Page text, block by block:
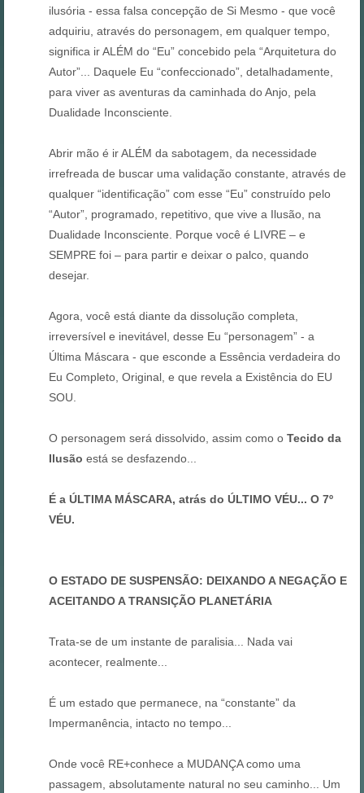
ilusória - essa falsa concepção de Si Mesmo - que você
adquiriu, através do personagem, em qualquer tempo,
significa ir ALÉM do “Eu” concebido pela “Arquitetura do
Autor”... Daquele Eu “confeccionado”, detalhadamente,
para viver as aventuras da caminhada do Anjo, pela
Dualidade Inconsciente.
Abrir mão é ir ALÉM da sabotagem, da necessidade
irrefreada de buscar uma validação constante, através de
qualquer “identificação” com esse “Eu” construído pelo
“Autor”, programado, repetitivo, que vive a Ilusão, na
Dualidade Inconsciente. Porque você é LIVRE – e
SEMPRE foi – para partir e deixar o palco, quando
desejar.
Agora, você está diante da dissolução completa,
irreversível e inevitável, desse Eu “personagem” - a
Última Máscara - que esconde a Essência verdadeira do
Eu Completo, Original, e que revela a Existência do EU
SOU.
O personagem será dissolvido, assim como o Tecido da
Ilusão está se desfazendo...
É a ÚLTIMA MÁSCARA, atrás do ÚLTIMO VÉU... O 7º
VÉU.
O ESTADO DE SUSPENSÃO: DEIXANDO A NEGAÇÃO E
ACEITANDO A TRANSIÇÃO PLANETÁRIA
Trata-se de um instante de paralisia... Nada vai
acontecer, realmente...
É um estado que permanece, na “constante” da
Impermanência, intacto no tempo...
Onde você RE+conhece a MUDANÇA como uma
passagem, absolutamente natural no seu caminho... Um